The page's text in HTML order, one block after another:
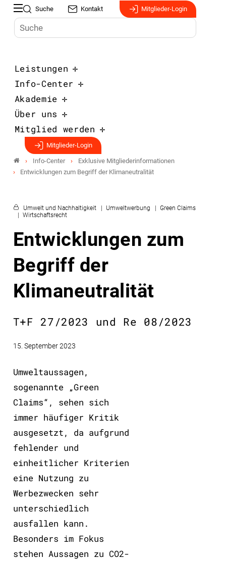
Suche Kontakt Mitglieder-Login
Leistungen
Info-Center
Akademie
Über uns
Mitglied werden
Mitglieder-Login
Info-Center
Exklusive Mitgliederinformationen
Entwicklungen zum Begriff der Klimaneutralität
Umwelt und Nachhaltigkeit Umweltwerbung
Green Claims
Wirtschaftsrecht
Entwicklungen zum
Begriff der
Klimaneutralität
T+F 27/2023 und Re 08/2023
15. September 2023
Umweltaussagen,
sogenannte „Green
Claims“, sehen sich
immer häufiger Kritik
ausgesetzt, da aufgrund
fehlender und
einheitlicher Kriterien
eine Nutzung zu
Werbezwecken sehr
unterschiedlich
ausfallen kann.
Besonders im Fokus
stehen Aussagen zu CO2-